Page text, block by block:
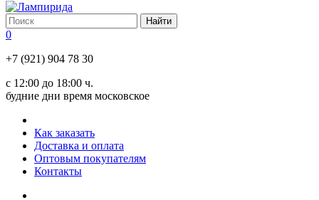
0
+7 (921) 904 78 30
с 12:00 до 18:00 ч.
будние дни время московское
Как заказать
Доставка и оплата
Оптовым покупателям
Контакты